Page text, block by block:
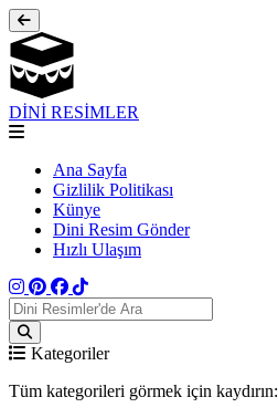
DİNİ RESİMLER
Ana Sayfa
Gizlilik Politikası
Künye
Dini Resim Gönder
Hızlı Ulaşım
Kategoriler
Tüm kategorileri görmek için kaydırın: